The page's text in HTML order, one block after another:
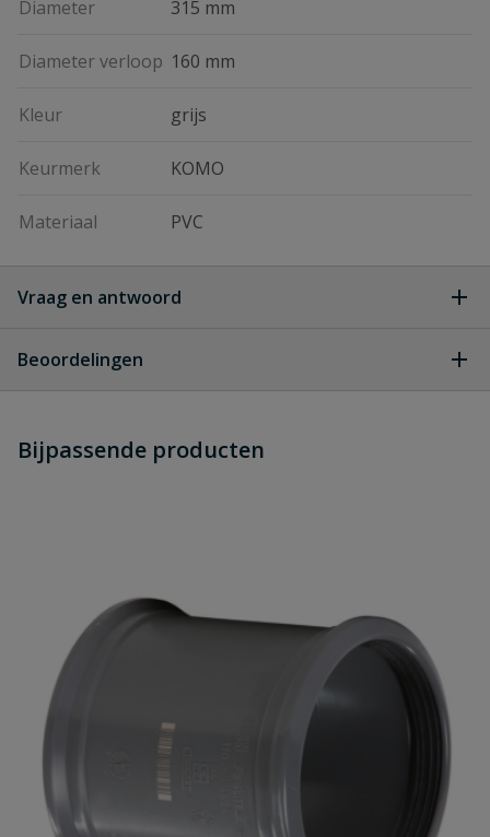
Diameter 315 mm
Diameter verloop 160 mm
Kleur grijs
Keurmerk KOMO
Materiaal PVC
Vraag en antwoord
dit product?
Beoordelingen
Schrijf zelf een beoordeling
Samenvatting
Bijpassende producten